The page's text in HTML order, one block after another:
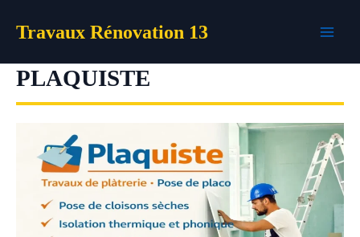
Travaux Rénovation 13
PLAQUISTE